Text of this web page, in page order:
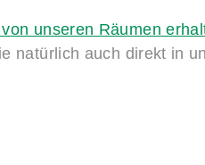
unseren Räumen
natürlich auch direkt in